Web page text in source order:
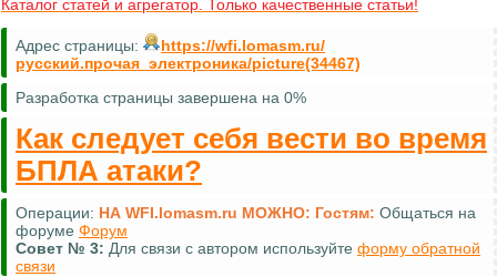
Каталог статей и агрегатор. Только качественные статьи!
Адрес страницы:
https://wfi.lomasm.ru/
русский.прочая_электроника/picture(34467)
Разработка страницы завершена на 0%
Как следует себя вести во время
БПЛА атаки?
Операции: НА WFI.lomasm.ru МОЖНО: Гостям: Общаться на
форуме Форум
Совет № 3: Для связи с автором используйте форму обратной
связи